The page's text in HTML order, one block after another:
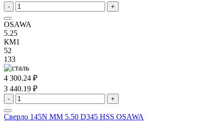
- +
OSAWA
5.25
КМ1
52
133
4 300.24 ₽
3 440.19 ₽
- +
Сверло 145N MM 5.50 D345 HSS OSAWA